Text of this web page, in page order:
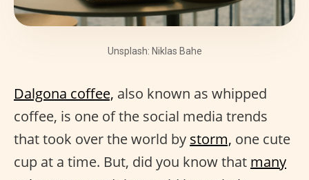
Unsplash: Niklas Bahe
Dalgona coffee, also known as whipped
coffee, is one of the social media trends
that took over the world by storm, one cute
cup at a time. But, did you know that many